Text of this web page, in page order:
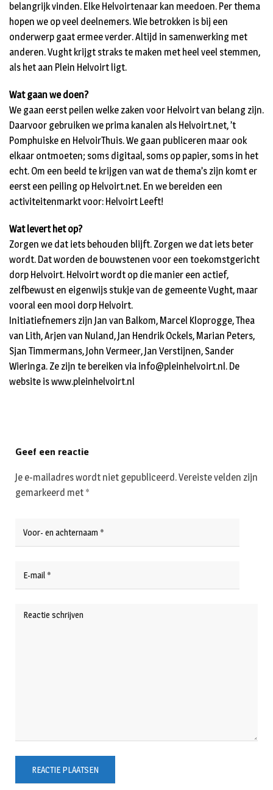
belangrijk vinden. Elke Helvoirtenaar kan meedoen. Per thema
hopen we op veel deelnemers. Wie betrokken is bij een
onderwerp gaat ermee verder. Altijd in samenwerking met
anderen. Vught krijgt straks te maken met heel veel stemmen,
als het aan Plein Helvoirt ligt.
Wat gaan we doen?
We gaan eerst peilen welke zaken voor Helvoirt van belang zijn.
Daarvoor gebruiken we prima kanalen als Helvoirt.net, ’t
Pomphuiske en HelvoirThuis. We gaan publiceren maar ook
elkaar ontmoeten; soms digitaal, soms op papier, soms in het
echt. Om een beeld te krijgen van wat de thema’s zijn komt er
eerst een peiling op Helvoirt.net. En we bereiden een
activiteitenmarkt voor: Helvoirt Leeft!
Wat levert het op?
Zorgen we dat iets behouden blijft. Zorgen we dat iets beter
wordt. Dat worden de bouwstenen voor een toekomstgericht
dorp Helvoirt. Helvoirt wordt op die manier een actief,
zelfbewust en eigenwijs stukje van de gemeente Vught, maar
vooral een mooi dorp Helvoirt.
Initiatiefnemers zijn Jan van Balkom, Marcel Kloprogge, Thea
van Lith, Arjen van Nuland, Jan Hendrik Ockels, Marian Peters,
Sjan Timmermans, John Vermeer, Jan Verstijnen, Sander
Wieringa. Ze zijn te bereiken via info@pleinhelvoirt.nl. De
website iswww.pleinhelvoirt.nl
Geef een reactie
Je e-mailadres wordt niet gepubliceerd.Vereiste velden zijn
gemarkeerd met *